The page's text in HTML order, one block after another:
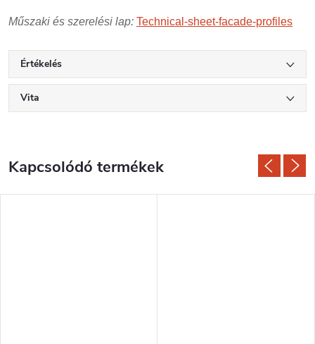
Műszaki és szerelési lap: Technical-sheet-facade-profiles
Értékelés
Vita
Kapcsolódó termékek